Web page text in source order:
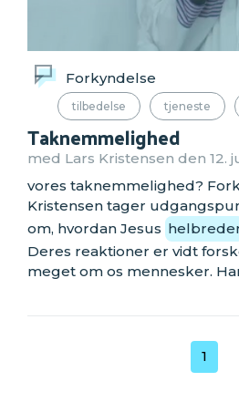
Forkyndelse
tilbedelse tjeneste
Taknemmelighed
med Lars Kristensen den 12.
vores taknemmelighed?
Kristensen tager
om, hvordan Jesus
Deres reaktioner er vidt
meget om os mennesker.
1